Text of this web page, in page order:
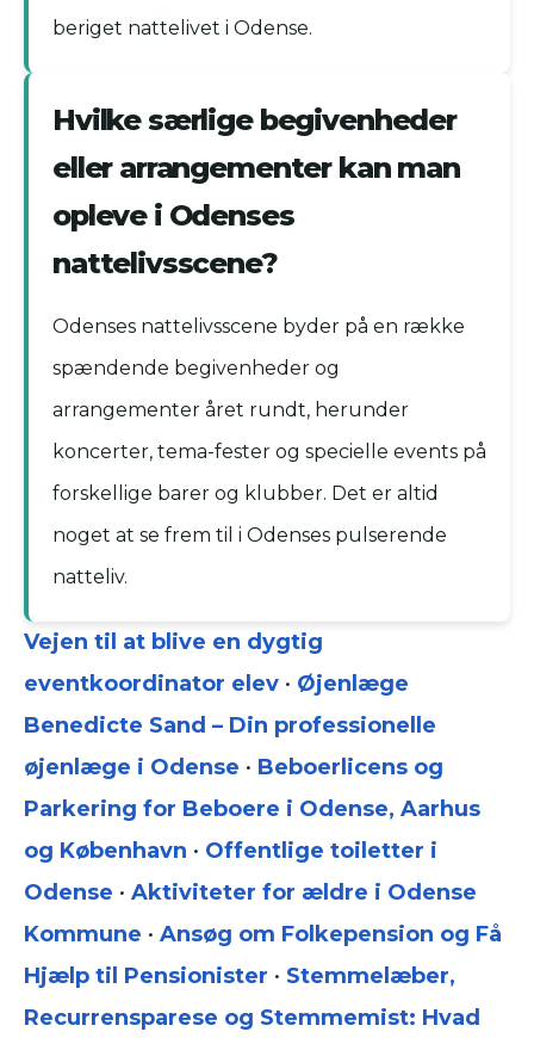
beriget nattelivet i Odense.
Hvilke særlige begivenheder
eller arrangementer kan man
opleve i Odenses
nattelivsscene?
Odenses nattelivsscene byder på en række
spændende begivenheder og
arrangementer året rundt, herunder
koncerter, tema-fester og specielle events på
forskellige barer og klubber. Det er altid
noget at se frem til i Odenses pulserende
natteliv.
Vejen til at blive en dygtig
eventkoordinator elev • Øjenlæge
Benedicte Sand – Din professionelle
øjenlæge i Odense • Beboerlicens og
Parkering for Beboere i Odense, Aarhus
og København • Offentlige toiletter i
Odense • Aktiviteter for ældre i Odense
Kommune • Ansøg om Folkepension og Få
Hjælp til Pensionister • Stemmelæber,
Recurrensparese og Stemmemist: Hvad